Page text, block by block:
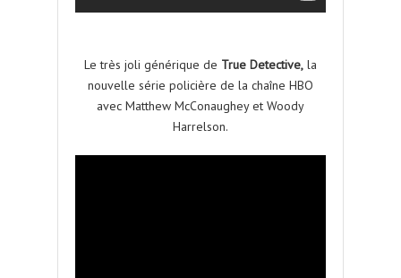
Le très joli générique de True Detective, la
nouvelle série policière de la chaîne HBO
avec Matthew McConaughey et Woody
Harrelson.